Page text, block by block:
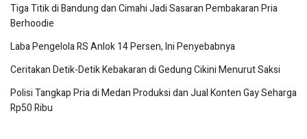
Tiga Titik di Bandung dan Cimahi Jadi Sasaran Pembakaran Pria
Berhoodie
Laba Pengelola RS Anlok 14 Persen, Ini Penyebabnya
Ceritakan Detik-Detik Kebakaran di Gedung Cikini Menurut Saksi
Polisi Tangkap Pria di Medan Produksi dan Jual Konten Gay Seharga
Rp50 Ribu